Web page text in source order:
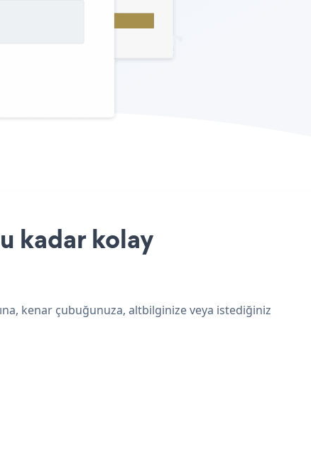
kadar kolay
kenar çubuğunuza, altbilginize veya istediğiniz